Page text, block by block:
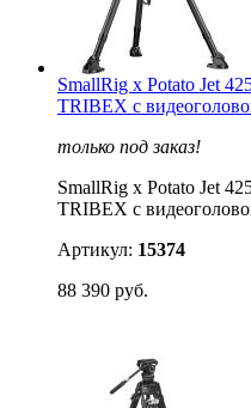
SmallRig x Potato Jet
TRIBEX с
только под заказ!
SmallRig x Potato Jet
TRIBEX с
Артикул: 15374
88 390 руб.